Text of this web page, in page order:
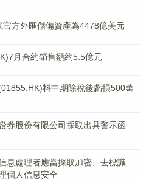
方外匯儲備資產為4478億美元
月合約銷售額約5.5億元
料中期除稅後虧損500萬
券股份有限公司採取出具警示函
息處理者應當採取加密、去標識
個人信息安全